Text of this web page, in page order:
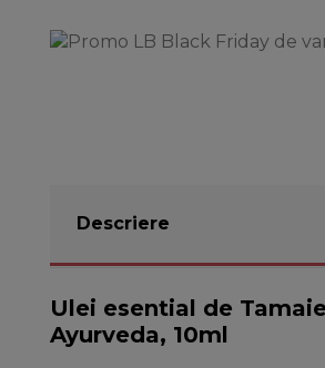
Descriere
Ulei esential de
Ayurveda, 10ml